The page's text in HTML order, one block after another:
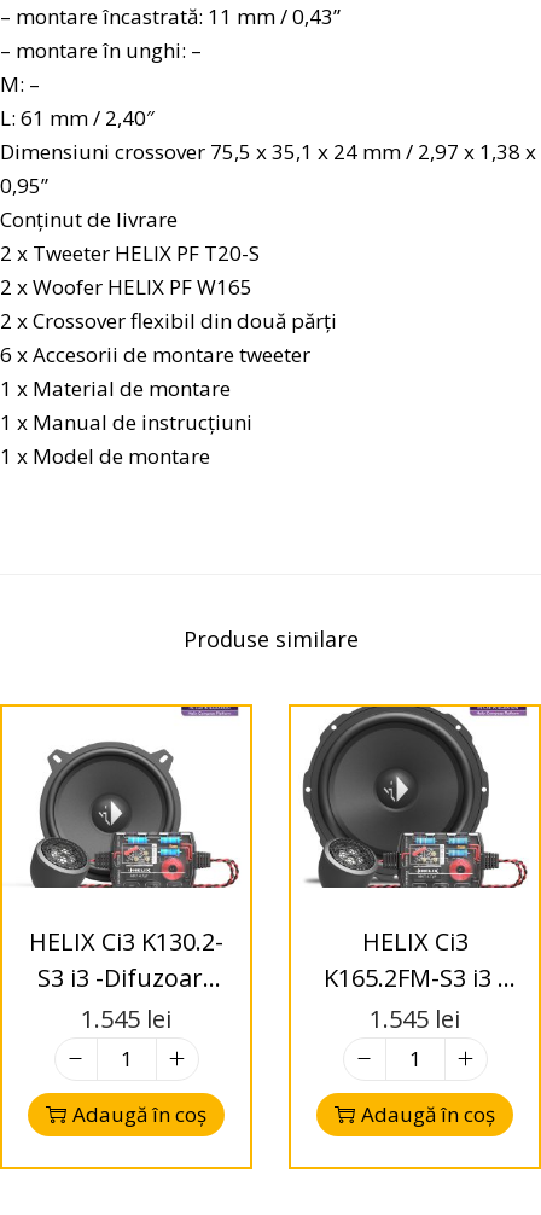
– montare încastrată: 11 mm / 0,43”
– montare în unghi: –
M: –
L: 61 mm / 2,40″
Dimensiuni crossover 75,5 x 35,1 x 24 mm / 2,97 x 1,38 x
0,95”
Conținut de livrare
2 x Tweeter HELIX PF T20-S
2 x Woofer HELIX PF W165
2 x Crossover flexibil din două părți
6 x Accesorii de montare tweeter
1 x Material de montare
1 x Manual de instrucțiuni
1 x Model de montare
Produse similare
HELIX Ci3 K130.2-
S3 i3 -Difuzoare
Kit 130mm – 2-
Way – 3 Ohms
1.545 lei
Adaugă în coș
HELIX Ci3
K165.2FM-S3 i3 -
Difuzoare Kit
165mm –
FlexMount – 2-
Way – 3 Ohms
1.545 lei
Adaugă în coș